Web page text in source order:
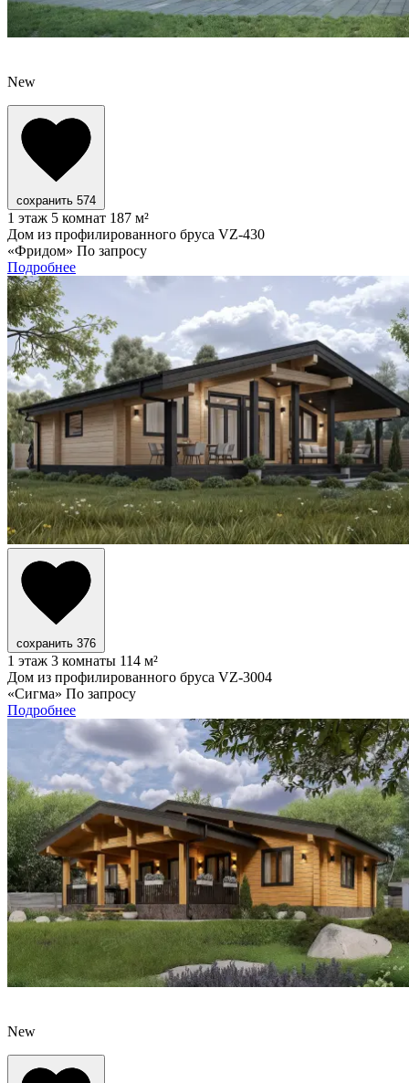
New
сохранить 574
1 этаж 5 комнат 187 м²
Дом из профилированного бруса VZ-430
«Фридом» По запросу
Подробнее
сохранить 376
1 этаж 3 комнаты 114 м²
Дом из профилированного бруса VZ-3004
«Сигма» По запросу
Подробнее
New